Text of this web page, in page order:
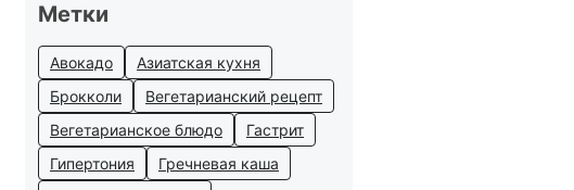
Метки
Авокадо
Азиатская кухня
Брокколи
Вегетарианский рецепт
Вегетарианское блюдо
Гастрит
Гипертония
Гречневая каша